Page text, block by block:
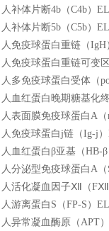
人补体片断4b（C4b）
人补体片断5b（C5b）
人免疫球蛋白重链（
人免疫球蛋白重链可变
人多免疫球蛋白受体（
人血红蛋白晚期糖基化
人表面膜免疫球蛋白A
人免疫球蛋白j链（Ig-j
人血红蛋白β亚基（HB-
人分泌型免疫球蛋白A
人活化凝血因子Ⅻ（
人游离蛋白S（FP-S）
人异常凝血酶原（APT